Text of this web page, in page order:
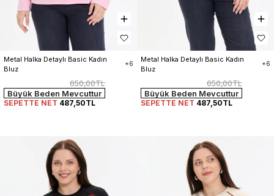
Metal Halka Detaylı Basic Kadın
Bluz
+6
650,00TL
Büyük Beden Mevcuttur
SEPETTE NET 487,50TL
Metal Halka Detaylı Basic Kadın
Bluz
+6
650,00TL
Büyük Beden Mevcuttur
SEPETTE NET 487,50TL